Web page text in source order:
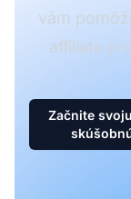
vám
affiliate
Začnite